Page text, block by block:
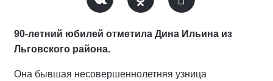
90-летний юбилей отметила Дина Ильина из
Льговского района.
Она бывшая несовершеннолетняя узница